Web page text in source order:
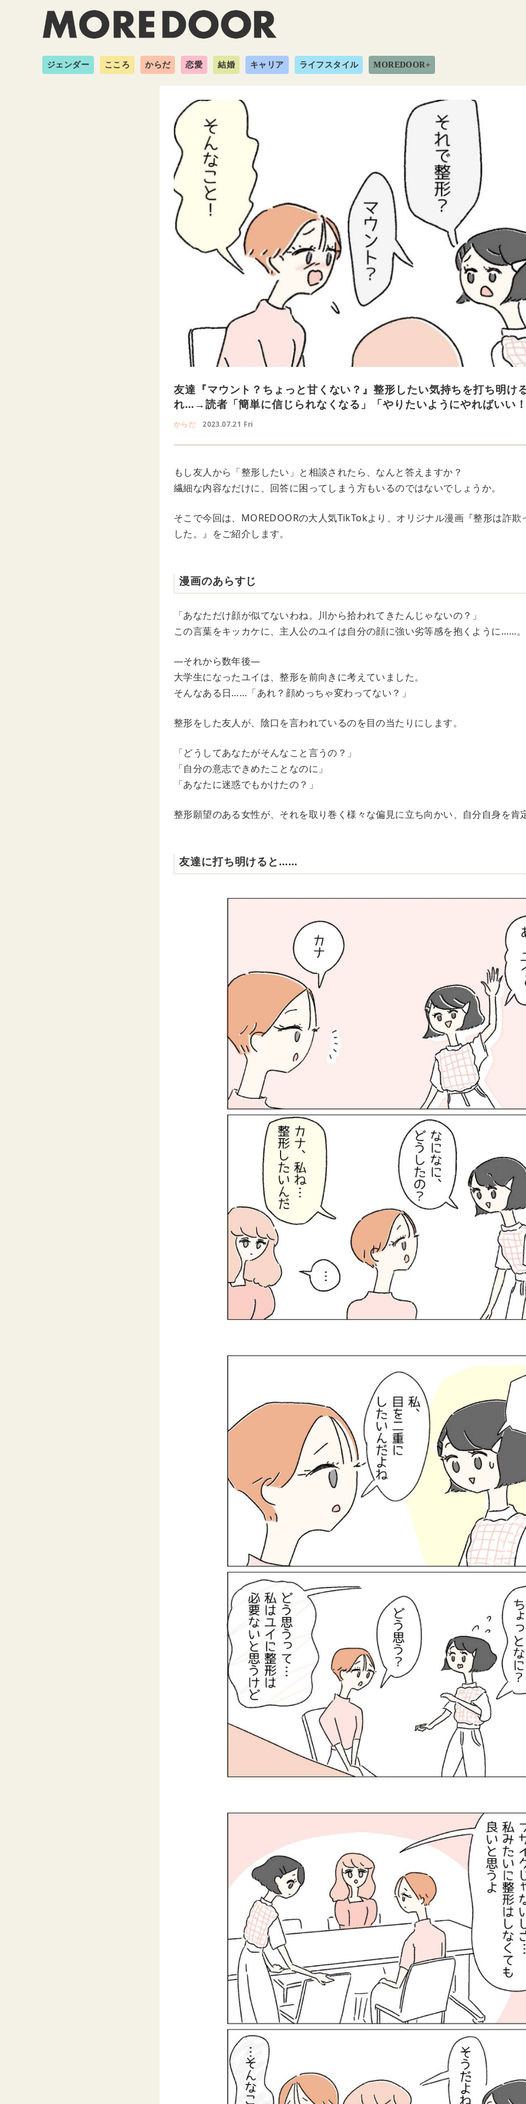
ジェンダー こころ からだ 恋愛 結婚 キャリア ライフスタイル MOREDOOR+
友達『マウント？ちょっと甘くない？』整形したい気持ちを打ち明け
れ…→読者「簡単に信じられなくなる」「やりたいようにやればいい
からだ 2023.07.21 Fri
もし友人から「整形したい」と相談されたら、なんと答えますか？
繊細な内容なだけに、回答に困ってしまう方もいるのではないでしょうか。
そこで今回は、MOREDOORの大人気TikTokより、オリジナル漫画『整形は詐欺
した。』をご紹介します。
漫画のあらすじ
「あなただけ顔が似てないわね。川から拾われてきたんじゃないの？」
この言葉をキッカケに、主人公のユイは自分の顔に強い劣等感を抱くように……。
―それから数年後―
大学生になったユイは、整形を前向きに考えていました。
そんなある日……「あれ？顔めっちゃ変わってない？」
整形をした友人が、陰口を言われているのを目の当たりにします。
「どうしてあなたがそんなこと言うの？」
「自分の意志できめたことなのに」
「あなたに迷惑でもかけたの？」
整形願望のある女性が、それを取り巻く様々な偏見に立ち向かい、自分自身を肯
友達に打ち明けると……